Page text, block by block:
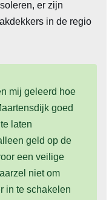
er zijn
in de regio
mij geleerd hoe
goed
laten
geld op de
een veilige
niet om
in te schakelen